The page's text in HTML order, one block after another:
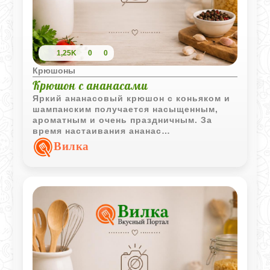
1,25K 0 0
Крюшоны
Крюшон с ананасами
Яркий ананасовый крюшон с коньяком и
шампанским получается насыщенным,
ароматным и очень праздничным. За
время настаивания ананас
пропитывается алкоголем и сиропом, а
перед подачей напиток становится
Вилка